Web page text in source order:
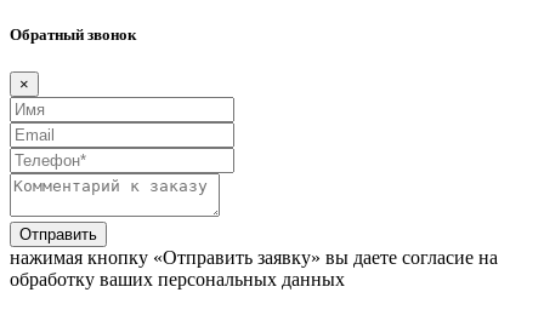
Обратный звонок
×
Отправить
нажимая кнопку «Отправить заявку» вы даете согласие на
обработку ваших персональных данных